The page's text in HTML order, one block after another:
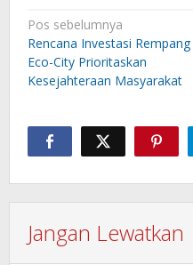
Navigasi
pos
Pos sebelumnya
Rencana Investasi Rempang
Eco-City Prioritaskan
Kesejahteraan Masyarakat
Jangan Lewatkan